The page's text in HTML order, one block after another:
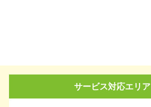
サービス対応エリア